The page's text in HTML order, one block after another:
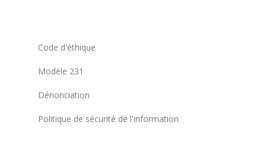
Code d'éthique
Modèle 231
Dénonciation
Politique de sécurité de l'information